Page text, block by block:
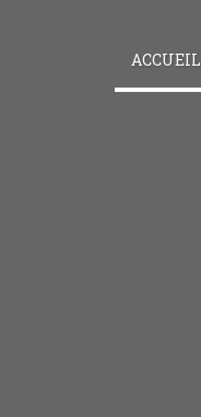
ACCUEIL